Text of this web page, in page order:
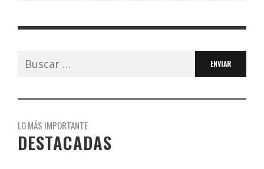
Buscar:
LO MÁS IMPORTANTE
DESTACADAS